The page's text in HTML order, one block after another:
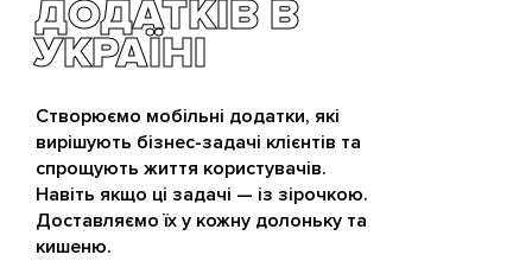
ДОДАТКІВ В
УКРАЇНІ
ДОДАТКІВ В
УКРАЇНІ
Створюємо мобільні додатки, які
вирішують бізнес-задачі клієнтів та
спрощують життя користувачів.
Навіть якщо ці задачі — із зірочкою.
Доставляємо їх у кожну долоньку та
кишеню.